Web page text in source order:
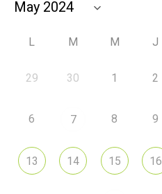
L M M J
29 30 1 2
6 7 8 9
13 14 15 16